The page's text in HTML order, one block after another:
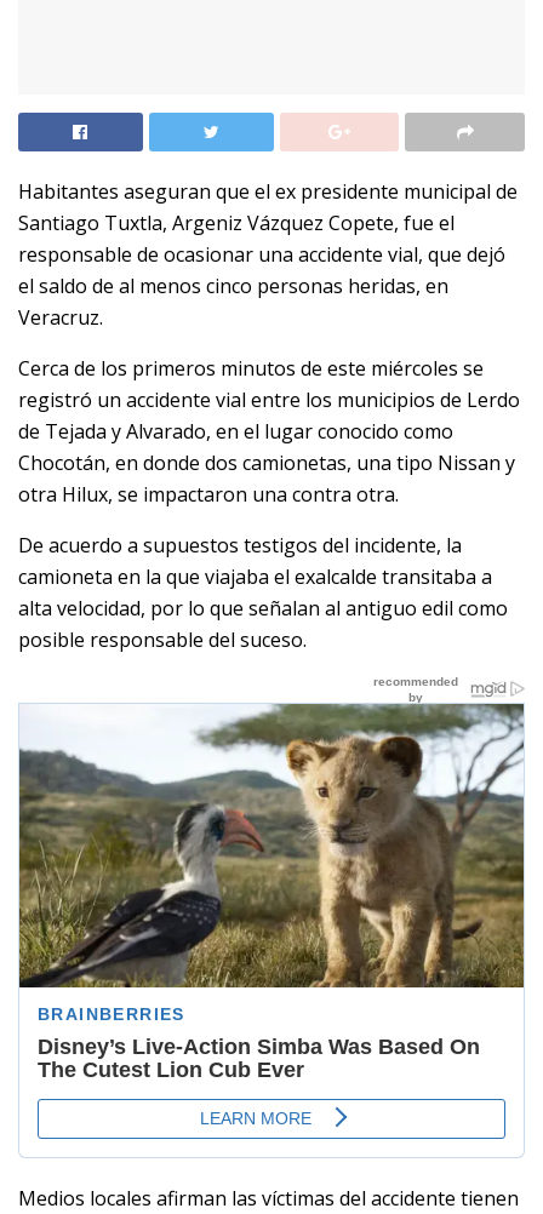
Habitantes aseguran que el ex presidente municipal de
Santiago Tuxtla, Argeniz Vázquez Copete, fue el
responsable de ocasionar una accidente vial, que dejó
el saldo de al menos cinco personas heridas, en
Veracruz.
Cerca de los primeros minutos de este miércoles se
registró un accidente vial entre los municipios de Lerdo
de Tejada y Alvarado, en el lugar conocido como
Chocotán, en donde dos camionetas, una tipo Nissan y
otra Hilux, se impactaron una contra otra.
De acuerdo a supuestos testigos del incidente, la
camioneta en la que viajaba el exalcalde transitaba a
alta velocidad, por lo que señalan al antiguo edil como
posible responsable del suceso.
Medios locales afirman las víctimas del accidente tienen